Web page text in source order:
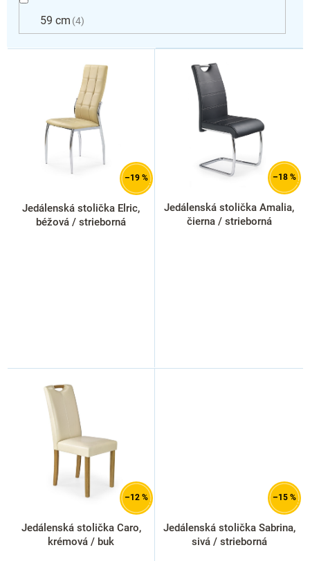
59 cm 4
V
–19 %
Jedálenská stolička Elric,
béžová / strieborná
–18 %
Jedálenská stolička Amalia,
čierna / strieborná
–12 %
Jedálenská stolička Caro,
krémová / buk
–15 %
Jedálenská stolička Sabrina,
sivá / strieborná